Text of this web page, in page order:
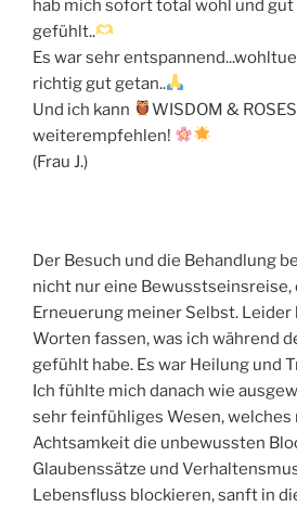
hab mich sofort total wohl und
gefühlt..
Es war sehr
richtig gut getan..
Und ich kann
WISDOM & ROSES
weiterempfehlen!
(Frau J.)
Der Besuch und die Behandlung
nicht nur eine Bewusstseinsreise,
Erneuerung meiner Selbst. Leider
Worten fassen, was ich während
gefühlt habe. Es war Heilung und
Ich fühlte mich danach wie
sehr feinfühliges Wesen,
Achtsamkeit die unbewussten
Glaubenssätze und
Lebensfluss blockieren, sanft in